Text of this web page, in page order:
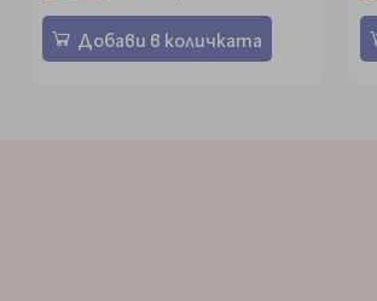
Добави в количката